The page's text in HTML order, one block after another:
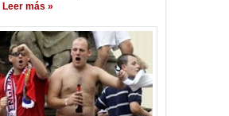
Leer más »